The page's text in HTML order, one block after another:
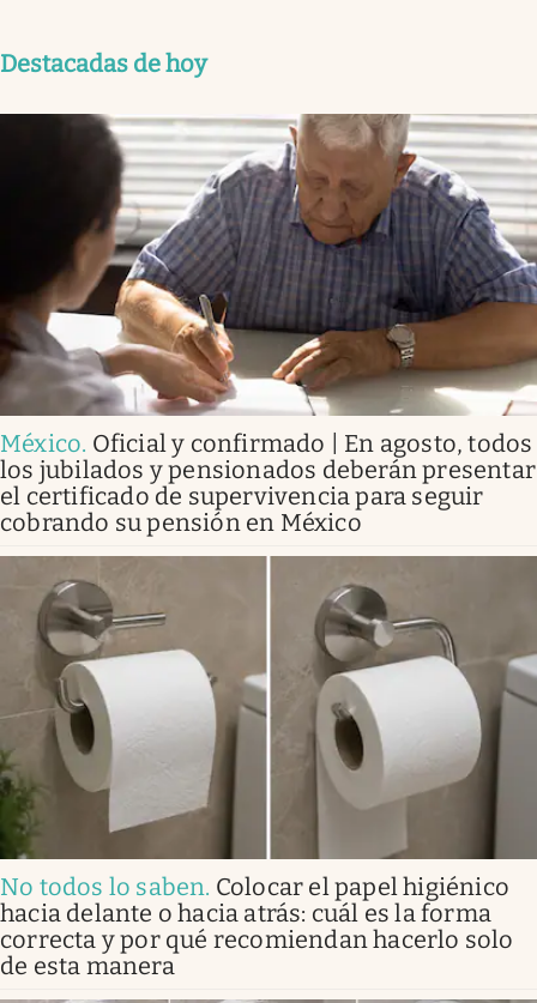
Destacadas de hoy
México. Oficial y confirmado | En agosto, todos
los jubilados y pensionados deberán presentar
el certificado de supervivencia para seguir
cobrando su pensión en México
No todos lo saben. Colocar el papel higiénico
hacia delante o hacia atrás: cuál es la forma
correcta y por qué recomiendan hacerlo solo
de esta manera